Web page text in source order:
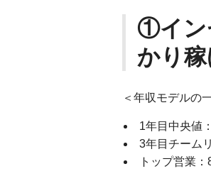
①イン
かり
＜年収モデルの
1年目中央値
3年目チーム
トップ営業